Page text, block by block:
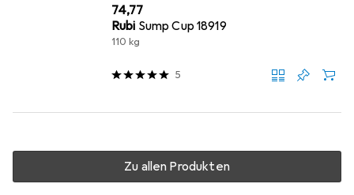
EUR
74,77
Rubi Sump Cup 18919
110 kg
5
Zu allen Produkten